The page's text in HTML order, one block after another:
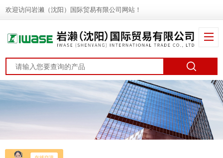
欢迎访问岩濑（沈阳）国际贸易有限公司网站！